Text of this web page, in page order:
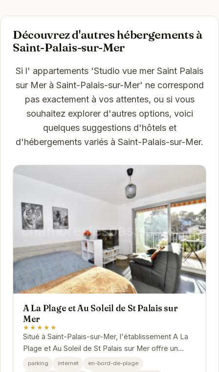
Découvrez d'autres hébergements à
Saint-Palais-sur-Mer
Si l' appartements 'Studio vue mer Saint Palais
sur Mer à Saint-Palais-sur-Mer' ne correspond
pas exactement à vos attentes, ou si vous
souhaitez explorer d'autres options, voici
quelques suggestions d'hôtels et
d'hébergements variés à Saint-Palais-sur-Mer.
A La Plage et Au Soleil de St Palais sur
Mer
★★★★★
Situé à Saint-Palais-sur-Mer, l'établissement A La
Plage et Au Soleil de St Palais sur Mer offre un
hébergement confortable et convivial à...
parking internet
en-bord-de-plage